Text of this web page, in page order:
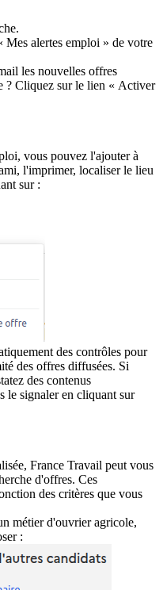
Mes alertes emploi » de votre
les nouvelles offres
? Cliquez sur le lien « Activer
vous pouvez l'ajouter à
l'imprimer, localiser le lieu
sur :
des contrôles pour
des offres diffusées. Si
des contenus
le signaler en cliquant sur
France Travail peut vous
d'offres. Ces
des critères que vous
métier d'ouvrier agricole,
: